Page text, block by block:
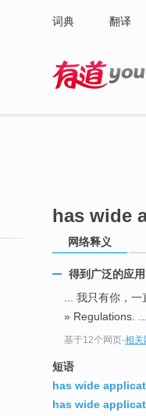
词典 翻译
has wide
网络释义
得到广泛的应用
... 我只有你，
» Regulations. ...
基于12个网页-相关
短语
has wide
has wide